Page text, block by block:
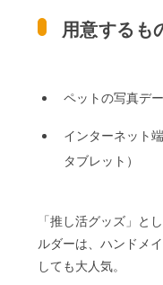
用意するも
ペットの写真デ
インターネット
タブレット）
「推し活グッズ」と
ルダーは、ハンドメ
しても大人気。